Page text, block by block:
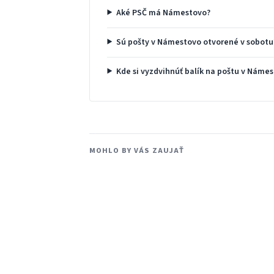
Aké PSČ má Námestovo?
Sú pošty v Námestovo otvorené v
Kde si vyzdvihnúť balík na poštu v
MOHLO BY VÁS ZAUJAŤ